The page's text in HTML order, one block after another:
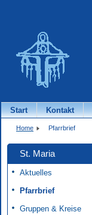
Start Kontakt
Home Pfarrbrief
St. Maria
Aktuelles
Pfarrbrief
Gruppen & Kreise